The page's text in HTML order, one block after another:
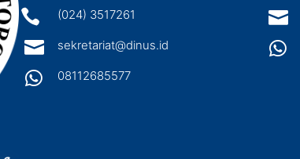
 (024) 3517261
 sekretariat@dinus.id
 08112685577

